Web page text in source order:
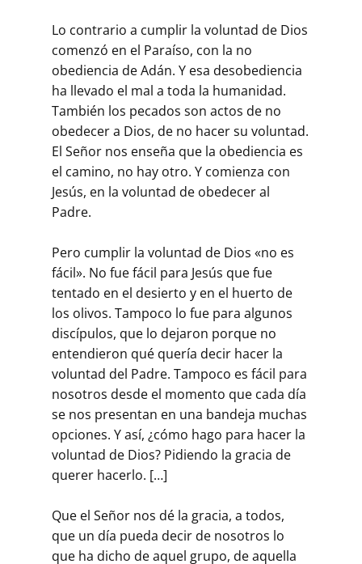
Lo contrario a cumplir la voluntad de Dios
comenzó en el Paraíso, con la no
obediencia de Adán. Y esa desobediencia
ha llevado el mal a toda la humanidad.
También los pecados son actos de no
obedecer a Dios, de no hacer su voluntad.
El Señor nos enseña que la obediencia es
el camino, no hay otro. Y comienza con
Jesús, en la voluntad de obedecer al
Padre.
Pero cumplir la voluntad de Dios «no es
fácil». No fue fácil para Jesús que fue
tentado en el desierto y en el huerto de
los olivos. Tampoco lo fue para algunos
discípulos, que lo dejaron porque no
entendieron qué quería decir hacer la
voluntad del Padre. Tampoco es fácil para
nosotros desde el momento que cada día
se nos presentan en una bandeja muchas
opciones. Y así, ¿cómo hago para hacer la
voluntad de Dios? Pidiendo la gracia de
querer hacerlo. […]
Que el Señor nos dé la gracia, a todos,
que un día pueda decir de nosotros lo
que ha dicho de aquel grupo, de aquella